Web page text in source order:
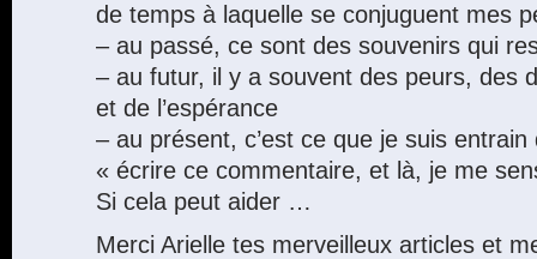
de temps à laquelle se conjuguent mes
– au passé, ce sont des souvenirs qui
– au futur, il y a souvent des peurs, des
et de l’espérance
– au présent, c’est ce que je suis
« écrire ce commentaire, et là, je me
Si cela peut aider …
Merci Arielle tes merveilleux articles et